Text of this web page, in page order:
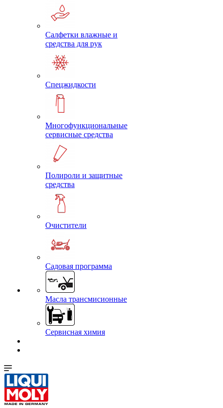
Салфетки влажные и
средства для рук
Спецжидкости
Многофункциональные
сервисные средства
Полироли и защитные
средства
Очистители
Садовая программа
Масла трансмисионные
Сервисная химия